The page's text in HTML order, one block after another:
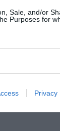
Sale, and/or
Purposes for
Privacy